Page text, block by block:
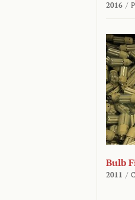
2016 /
Bulb
2011 /